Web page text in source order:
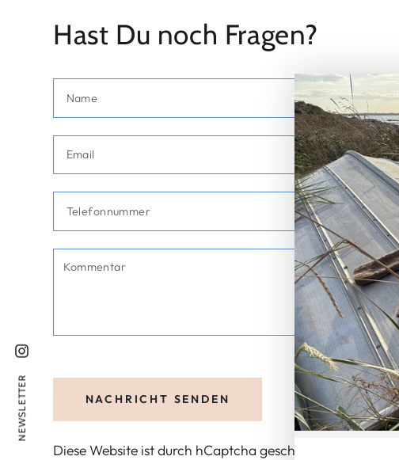
Hast Du noch Fragen?
NACHRICHT SENDEN
Diese Website ist durch hCaptcha geschützt und es gelten
Instagram
NEWSLETTER